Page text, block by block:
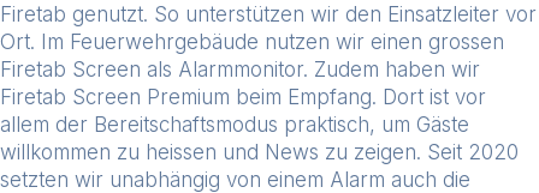
Firetab genutzt. So unterstützen wir den Einsatzleiter vor
Ort. Im Feuerwehrgebäude nutzen wir einen grossen
Firetab Screen als Alarmmonitor. Zudem haben wir
Firetab Screen Premium beim Empfang. Dort ist vor
allem der Bereitschaftsmodus praktisch, um Gäste
willkommen zu heissen und News zu zeigen. Seit 2020
setzten wir unabhängig von einem Alarm auch die